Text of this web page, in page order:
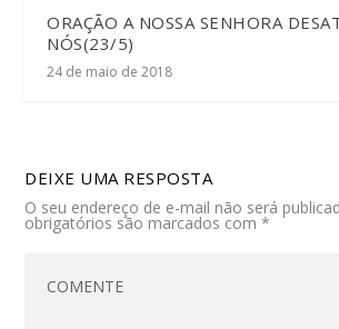
ORAÇÃO A NOSSA SENHORA
NÓS(23/5)
24 de maio de 2018
DEIXE UMA RESPOSTA
O seu endereço de e-mail não será
obrigatórios são marcados com*